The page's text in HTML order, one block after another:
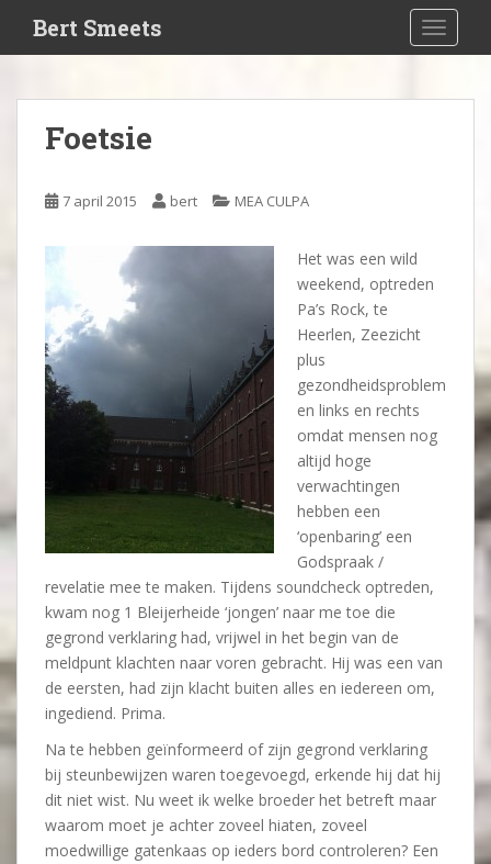
i
Bert Smeets
Foetsie
7 april 2015 bert MEA CULPA
Het was een wild
weekend, optreden
Pa’s Rock, te
Heerlen, Zeezicht
plus
gezondheidsproblem
en links en rechts
omdat mensen nog
altijd hoge
verwachtingen
hebben een
‘openbaring’ een
Godspraak /
revelatie mee te maken. Tijdens soundcheck optreden,
kwam nog 1 Bleijerheide ‘jongen’ naar me toe die
gegrond verklaring had, vrijwel in het begin van de
meldpunt klachten naar voren gebracht. Hij was een van
de eersten, had zijn klacht buiten alles en iedereen om,
ingediend. Prima.
Na te hebben geïnformeerd of zijn gegrond verklaring
bij steunbewijzen waren toegevoegd, erkende hij dat hij
dit niet wist. Nu weet ik welke broeder het betreft maar
waarom moet je achter zoveel hiaten, zoveel
moedwillige gatenkaas op ieders bord controleren? Een